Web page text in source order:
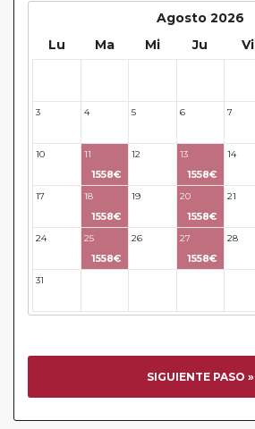
Agosto 2026
Lu Ma Mi Ju Vi
3 4 5 6 7
10 11
1558€
12 13
1558€
14
17 18
1558€
19 20
1558€
21
24 25
1558€
26 27
1558€
28
31
SIGUIENTE PASO »